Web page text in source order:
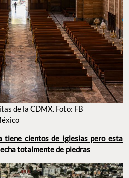
de la CDMX. Foto: FB
tiene cientos de iglesias pero esta
totalmente de piedras